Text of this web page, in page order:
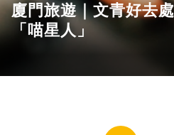
廈門旅遊｜文青好去
「喵星人」